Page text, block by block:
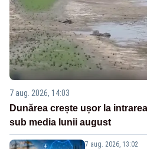
7 aug. 2026, 14:03
Dunărea crește ușor la
sub media lunii august
7 aug. 2026, 13:02